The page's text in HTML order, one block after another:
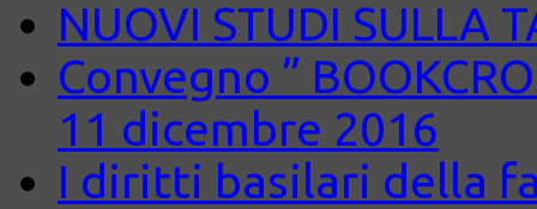
NUOVI STUDI SULLA
Convegno ”
11 dicembre 2016
I diritti basilari della